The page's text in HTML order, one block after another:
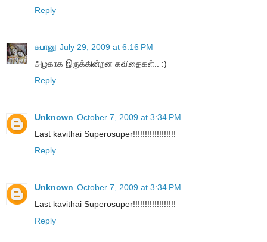
Reply
சுபானு July 29, 2009 at 6:16 PM
அழகாக இருக்கின்றன கவிதைகள்.. :)
Reply
Unknown October 7, 2009 at 3:34 PM
Last kavithai Superosuper!!!!!!!!!!!!!!!!!!
Reply
Unknown October 7, 2009 at 3:34 PM
Last kavithai Superosuper!!!!!!!!!!!!!!!!!!
Reply